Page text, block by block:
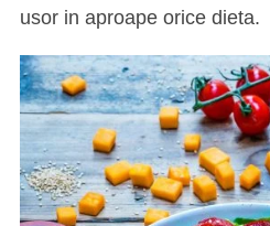
usor in aproape orice dieta.